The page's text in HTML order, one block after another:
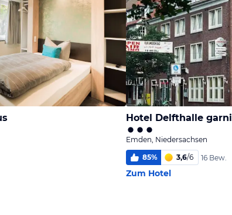
Hotel Delfthalle garni
Emden, Niedersachsen
85% 3,6/6 16 Bew.
Zum Hotel